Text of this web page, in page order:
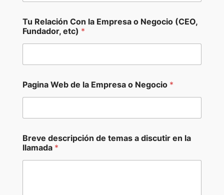
Tu Relación Con la Empresa o Negocio (CEO,
Fundador, etc) *
ó
d
g
N
e
g
o
Pagina Web de la Empresa o Negocio *
Breve descripción de temas a discutir en la
llamada *